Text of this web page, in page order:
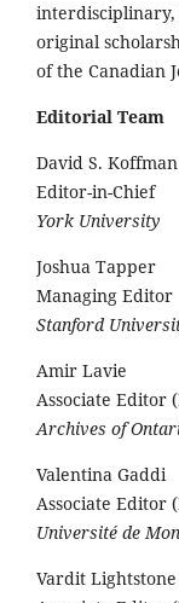
original
of the Canadian
Editorial Team
David S. Koffman
Editor-in-Chief
York University
Joshua Tapper
Managing Editor
Stanford
Amir Lavie
Associate Editor
Archives of
Valentina Gaddi
Associate Editor
Université de
Vardit Lightstone